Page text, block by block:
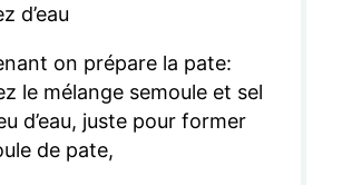
d’eau
on prépare la pate:
le mélange semoule et sel
d’eau, juste pour former
de pate,